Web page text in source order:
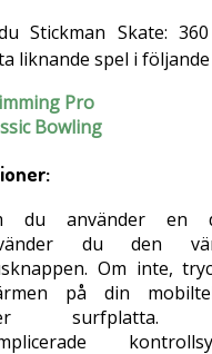
Stickman Skate:
liknande spel i
Pro
Bowling
du använder en
du den
Om inte,
på din
surfplatta.